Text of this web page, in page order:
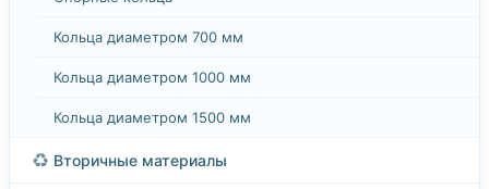
Кольца диаметром 700 мм
Кольца диаметром 1000 мм
Кольца диаметром 1500 мм
♻️ Вторичные материалы